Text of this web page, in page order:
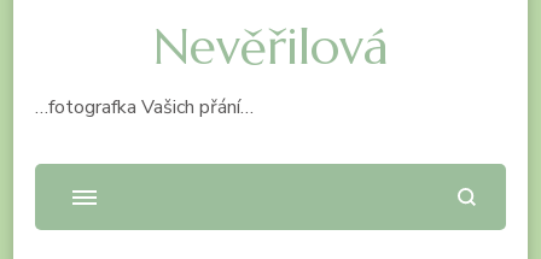
Nevěřilová
…fotografka Vašich přání…